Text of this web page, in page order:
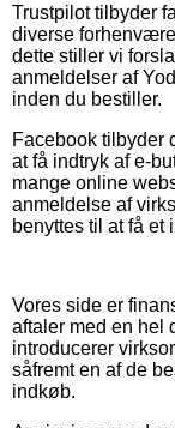
Trustpilot tilbyder
diverse
dette stiller vi
anmeldelser af
inden du bestiller.
Facebook tilbyder
at få indtryk af e-
mange online
anmeldelse af
benyttes til at få et
Vores side er
aftaler med en hel
introducerer
såfremt en af de
indkøb.